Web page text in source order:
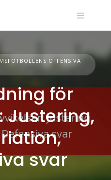
OFFENSIVA
för
Justering,
svar